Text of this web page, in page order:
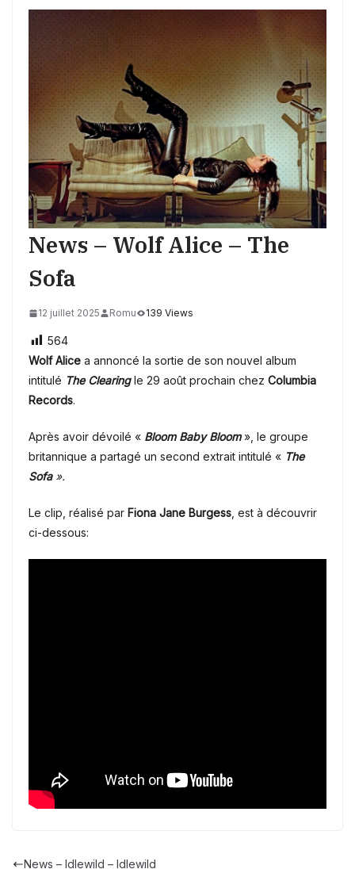
News – Wolf Alice – The
Sofa
12 juillet 2025 Romu 139 Views
564
Wolf Alice a annoncé la sortie de son nouvel album
intitulé The Clearingle 29 août prochain chez Columbia
Records.
Après avoir dévoilé « Bloom Baby Bloom» , le groupe
britannique a partagé un second extrait intitulé « The
Sofa ».
Le clip, réalisé par Fiona Jane Burgess , est à découvrir
ci-dessous:
News – Idlewild – Idlewild